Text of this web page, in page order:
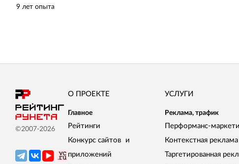
9 лет опыта
©2007-2026
О ПРОЕКТЕ
Главное
Рейтинги
Конкурс сайтов и
приложений
УСЛУГИ
Реклама, трафик
Перформанс-
Контекстная реклама
Таргетированная